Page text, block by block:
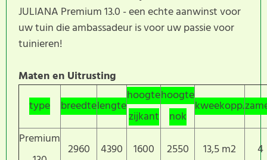
JULIANA Premium 13.0 - een echte aanwinst voor
uw tuin die ambassadeur is voor uw passie voor
tuinieren!
Maten en Uitrusting
type
breedtelengte
hoogte
zijkant
hoogte
nok
kweekopp.
Premium
2960 4390 1600 2550 13,5 m2
4